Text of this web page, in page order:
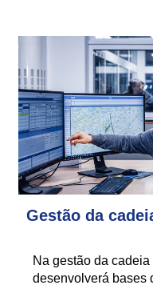
Gestão da
Na gestão da
desenvolverá bases